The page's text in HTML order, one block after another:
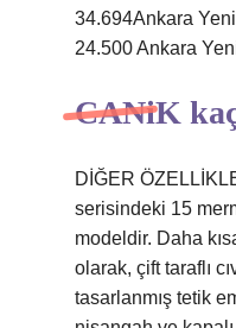
34.694Ankara
24.500 Ankara
CANiK
DİĞER
serisindeki 15
modeldir. Daha
olarak, çift taraflı
tasarlanmış tetik